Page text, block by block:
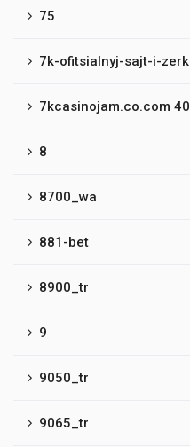
75
7k-ofitsialnyj-sajt-i-
7kcasinojam.co.com
8
8700_wa
881-bet
8900_tr
9
9050_tr
9065_tr